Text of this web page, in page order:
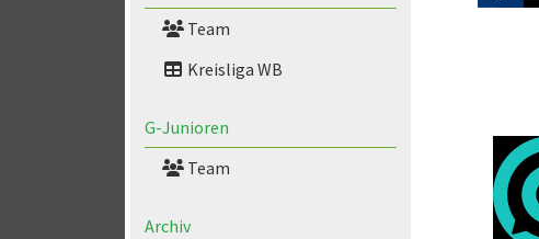
Team
Kreisliga WB
G-Junioren
Team
Archiv